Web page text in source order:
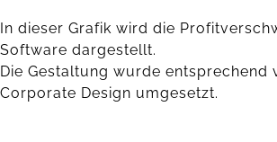
In dieser Grafik wird die
Software dargestellt.
Die Gestaltung wurde entsprechend
Corporate Design umgesetzt.